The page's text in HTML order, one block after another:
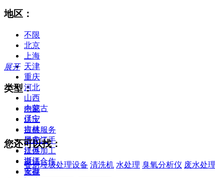
地区：
不限
北京
上海
天津
重庆
河北
山西
内蒙古
辽宁
吉林
黑龙江
江苏
浙江
安徽
展开
类型：
全部
供应
提供服务
供应二手
提供加工
提供合作
库存
您还可以找：
餐厨垃圾处理设备 清洗机 水处理 臭氧分析仪 废水处理